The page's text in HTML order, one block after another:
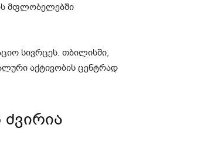
მფლობელებში
სივრცეს. თბილისში,
აქტივობის ცენტრად